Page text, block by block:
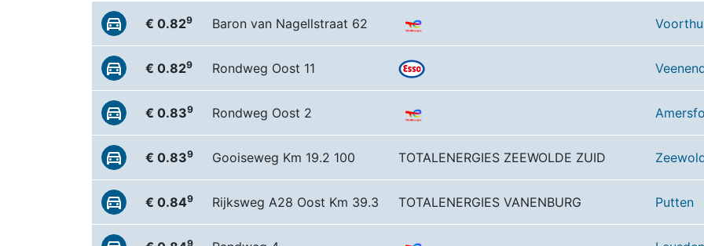
€ 0.829 Baron van Nagellstraat 62
€ 0.829 Rondweg Oost 11
€ 0.839 Rondweg Oost 2
€ 0.839 Gooiseweg Km 19.2 100 TOTALENERGIES ZEEWOLDE ZUID
€ 0.849 Rijksweg A28 Oost Km 39.3 TOTALENERGIES VANENBURG Putten
9